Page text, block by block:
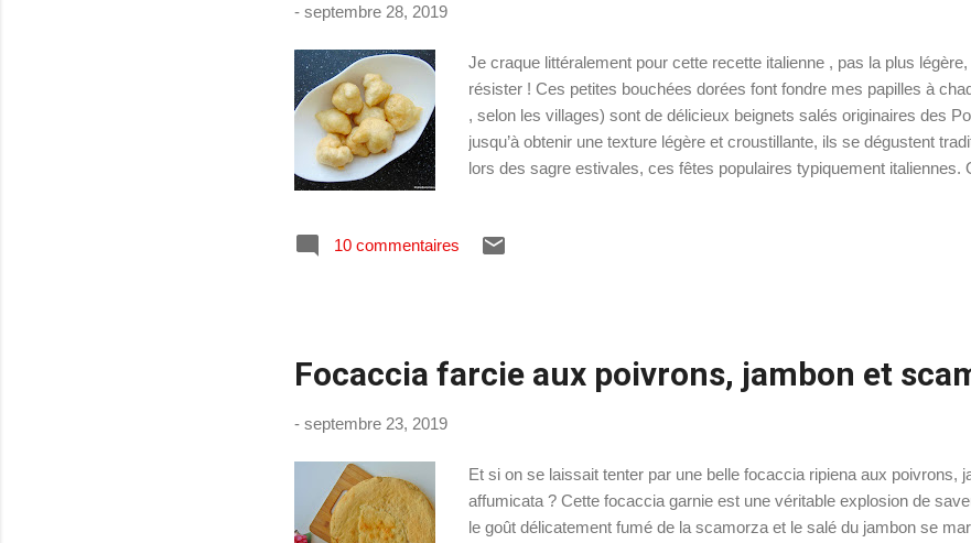
- septembre 28, 2019
Je craque littéralement pour cette recette italienne , pas la plus
résister ! Ces petites bouchées dorées font fondre mes papilles à
, selon les villages) sont de délicieux beignets salés originaires des
jusqu’à obtenir une texture légère et croustillante, ils se dégustent
lors des sagre estivales, ces fêtes populaires typiquement italiennes.
et les pettole y occupent une place d’honneur. Ces petits beignets
10 commentaires
Focaccia farcie aux poivrons, jambon et
- septembre 23, 2019
Et si on se laissait tenter par une belle focaccia ripiena aux poivrons,
affumicata ? Cette focaccia garnie est une véritable explosion de
le goût délicatement fumé de la scamorza et le salé du jambon se